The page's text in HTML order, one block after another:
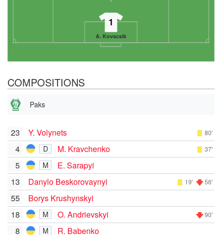
1
A. Kovacsik
COMPOSITIONS
Paks
23 Y. Volynets 80'
4 D M. Kravchenko 37'
5 M
E. Sarapyi
13
Danylo Beskorovaynyi 19' 56'
55
Borys Krushynskyi
18
M O. Andrievskyi 90'
8 M
R. Babenko